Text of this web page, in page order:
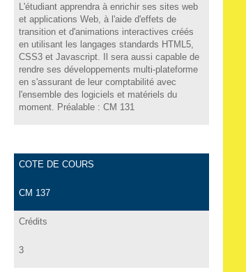
L'étudiant apprendra à enrichir ses sites web
et applications Web, à l'aide d'effets de
transition et d'animations interactives créés
en utilisant les langages standards HTML5,
CSS3 et Javascript. Il sera aussi capable de
rendre ses développements multi-plateforme
en s'assurant de leur comptabilité avec
l'ensemble des logiciels et matériels du
moment. Préalable : CM 131
COTE DE COURS
CM 137
Crédits
3